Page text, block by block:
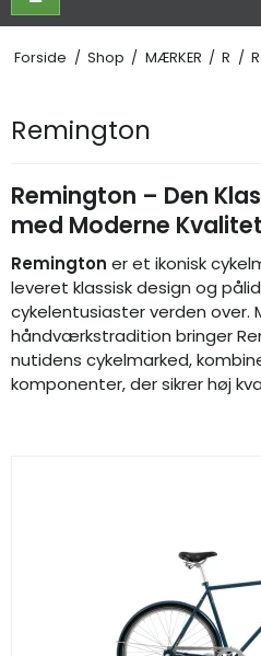
Forside / Shop / MÆRKER / R /
Remington
Remington – Den
med Moderne Kvalitet
Remington er et ikonisk
leveret klassisk design og
cykelentusiaster verden over.
håndværkstradition bringer
nutidens cykelmarked,
komponenter, der sikrer høj